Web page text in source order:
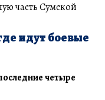
часть Сумской
идут боевые
четыре